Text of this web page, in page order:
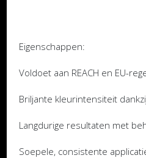
Eigenschappen:
Voldoet aan REACH en EU-
Briljante kleurintensiteit
Langdurige resultaten met
Soepele, consistente